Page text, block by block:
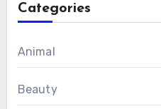
Categories
Animal
Beauty